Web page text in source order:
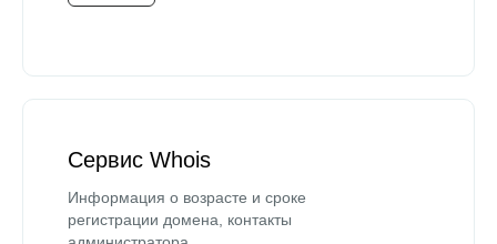
Сервис Whois
Информация о возрасте и сроке
регистрации домена, контакты